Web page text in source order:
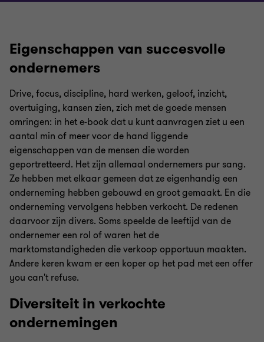
Eigenschappen van succesvolle
ondernemers
Drive, focus, discipline, hard werken, geloof, inzicht,
overtuiging, kansen zien, zich met de goede mensen
omringen: in het e-book dat u kunt aanvragen ziet u een
aantal min of meer voor de hand liggende
eigenschappen van de mensen die worden
geportretteerd. Het zijn allemaal ondernemers pur sang.
Ze hebben met elkaar gemeen dat ze eigenhandig een
onderneming hebben gebouwd en groot gemaakt. En die
onderneming vervolgens hebben verkocht. De redenen
daarvoor zijn divers. Soms speelde de leeftijd van de
ondernemer een rol of waren het de
marktomstandigheden die verkoop opportuun maakten.
Andere keren kwam er een koper op het pad met een offer
you can't refuse.
Diversiteit in verkochte
ondernemingen